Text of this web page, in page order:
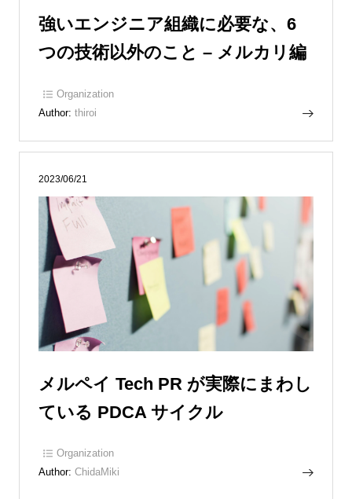
強いエンジニア組織に必要な、6
つの技術以外のこと – メルカリ編
Organization
Author: thiroi
2023/06/21
メルペイ Tech PR が実際にまわし
ている PDCA サイクル
Organization
Author: ChidaMiki